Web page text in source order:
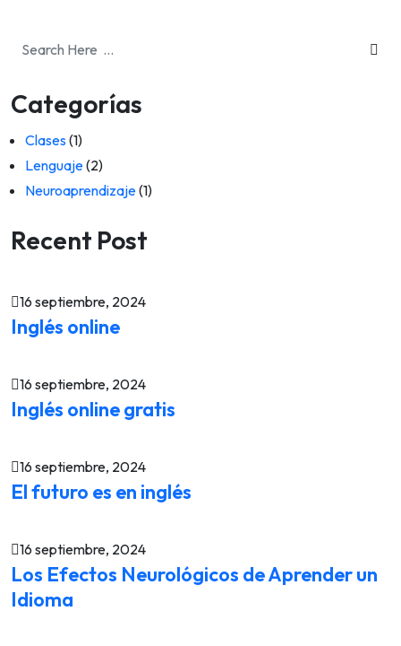
Categorías
Clases(1)
Lenguaje(2)
Neuroaprendizaje(1)
Recent Post
16 septiembre, 2024
Inglés online
16 septiembre, 2024
Inglés online gratis
16 septiembre, 2024
El futuro es en inglés
16 septiembre, 2024
Los Efectos Neurológicos de Aprender un
Idioma